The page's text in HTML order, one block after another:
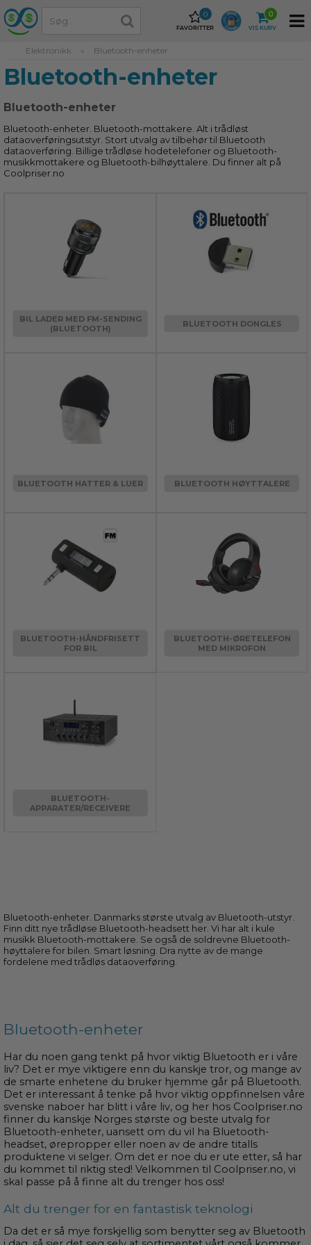
FAVORITTER
0
VIS KURV
0
Elektronikk » Bluetooth-enheter
Bluetooth-enheter
Bluetooth-enheter
Bluetooth-enheter. Bluetooth-mottakere. Alt i trådløst
dataoverføringsutstyr. Stort utvalg av tilbehør til Bluetooth
dataoverføring. Billige trådløse hodetelefoner og Bluetooth-
musikkmottakere og Bluetooth-bilhøyttalere. Du finner alt på
Coolpriser.no
BIL LADER MED FM-SENDING
(BLUETOOTH)
BLUETOOTH DONGLES
BLUETOOTH HATTER & LUER BLUETOOTH HØYTTALERE
BLUETOOTH-HÅNDFRISETT
FOR BIL
BLUETOOTH-ØRETELEFON
MED MIKROFON
BLUETOOTH-
APPARATER/RECEIVERE
Bluetooth-enheter. Danmarks største utvalg av Bluetooth-utstyr.
Finn ditt nye trådløse Bluetooth-headsett her. Vi har alt i kule
musikk Bluetooth-mottakere. Se også de soldrevne Bluetooth-
høyttalere for bilen. Smart løsning. Dra nytte av de mange
fordelene med trådløs dataoverføring.
Bluetooth-enheter
Har du noen gang tenkt på hvor viktig Bluetooth er i våre
liv? Det er mye viktigere enn du kanskje tror, og mange av
de smarte enhetene du bruker hjemme går på Bluetooth.
Det er interessant å tenke på hvor viktig oppfinnelsen våre
svenske naboer har blitt i våre liv, og her hos Coolpriser.no
finner du kanskje Norges største og beste utvalg for
Bluetooth-enheter, uansett om du vil ha Bluetooth-
headset, ørepropper eller noen av de andre titalls
produktene vi selger. Om det er noe du er ute etter, så har
du kommet til riktig sted! Velkommen til Coolpriser.no, vi
skal passe på å finne alt du trenger hos oss!
Alt du trenger for en fantastisk teknologi
Da det er så mye forskjellig som benytter seg av Bluetooth